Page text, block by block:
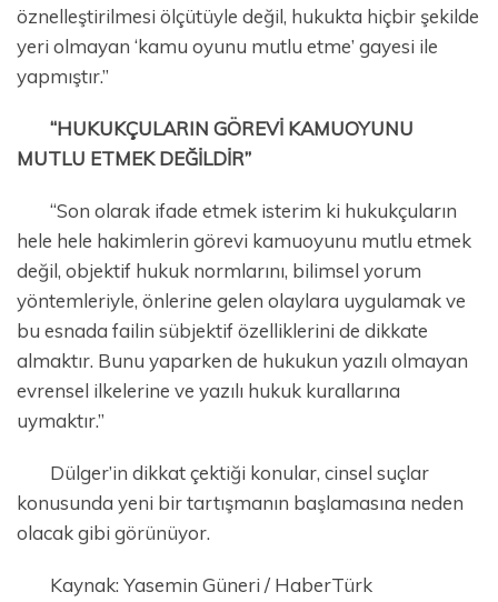
öznelleştirilmesi ölçütüyle değil, hukukta hiçbir şekilde
yeri olmayan ‘kamu oyunu mutlu etme’ gayesi ile
yapmıştır.”
“HUKUKÇULARIN GÖREVİ KAMUOYUNU
MUTLU ETMEK DEĞİLDİR”
“Son olarak ifade etmek isterim ki hukukçuların
hele hele hakimlerin görevi kamuoyunu mutlu etmek
değil, objektif hukuk normlarını, bilimsel yorum
yöntemleriyle, önlerine gelen olaylara uygulamak ve
bu esnada failin sübjektif özelliklerini de dikkate
almaktır. Bunu yaparken de hukukun yazılı olmayan
evrensel ilkelerine ve yazılı hukuk kurallarına
uymaktır.”
Dülger’in dikkat çektiği konular, cinsel suçlar
konusunda yeni bir tartışmanın başlamasına neden
olacak gibi görünüyor.
Kaynak: Yasemin Güneri / HaberTürk